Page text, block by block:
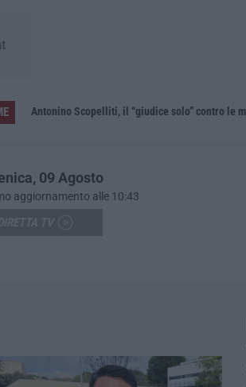
09 Agosto
aggiornamento alle 10:43